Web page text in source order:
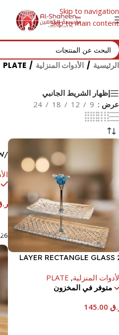
Skip to navigation
Skip to main content
الرئيسية / الأدوات المنزلية /
PLATE
إظهار الشريط الجانبي
عرض
9
12
18
24
2 LAYER RECTANGLE GLASS
المنزلية,
PLATE
متوفر في المخزون